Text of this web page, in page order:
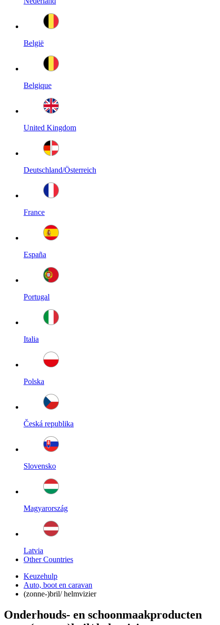
België
Belgique
United Kingdom
Deutschland/Österreich
France
España
Portugal
Italia
Polska
Česká republika
Slovensko
Magyarország
Latvia
Other Countries
Keuzehulp
Auto, boot en caravan
(zonne-)bril/ helmvizier
Onderhouds- en schoonmaakproducten